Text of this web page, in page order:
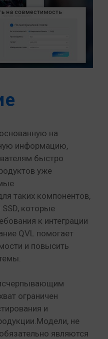
на
информацию,
быстро
уже
таких компонентов,
которые
к интеграции
QVL помогает
и повысить
ограничен
и
не
являются